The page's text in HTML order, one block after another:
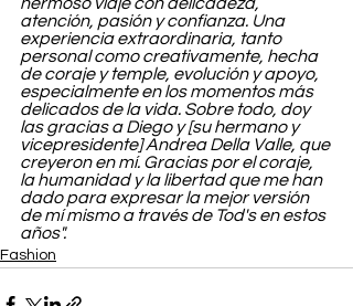
atención, pasión y confianza. Una
experiencia extraordinaria, tanto
personal como creativamente, hecha
de coraje y temple, evolución y apoyo,
especialmente en los momentos más
delicados de la vida. Sobre todo, doy
las gracias a Diego y [su hermano y
vicepresidente] Andrea Della Valle, que
creyeron en mí. Gracias por el coraje,
la humanidad y la libertad que me han
dado para expresar la mejor versión
de mí mismo a través de Tod's en estos
años".
Fashion